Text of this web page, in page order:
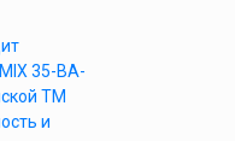
35-BA-
ТМ
и